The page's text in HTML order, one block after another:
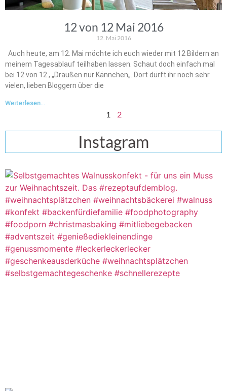
12 von 12 Mai 2016
12. Mai 2016
Auch heute, am 12. Mai möchte ich euch wieder mit 12 Bildern an
meinem Tagesablauf teilhaben lassen. Schaut doch einfach mal
bei 12 von 12 , „Draußen nur Kännchen„. Dort dürft ihr noch sehr
vielen, lieben Bloggern über die
Weiterlesen...
1 2
Instagram